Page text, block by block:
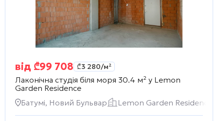
від ₾99 708 ₾3 280/м²
Лаконічна студія біля моря 30.4 м² у Lemon
Garden Residence
Батумі, Новий Бульвар
Lemon Garden Residence